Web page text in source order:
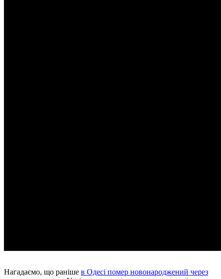
Нагадаємо, що раніше в Одесі помер новонароджений через